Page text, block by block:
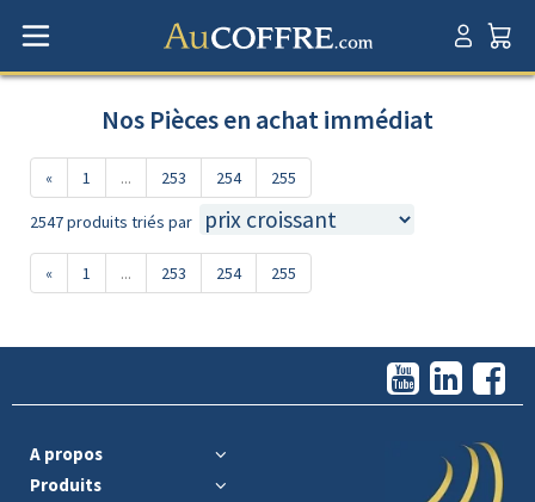
Nos Pièces en achat immédiat
« 1 ... 253 254 255
2547 produits triés par
« 1 ... 253 254 255
A propos
Produits